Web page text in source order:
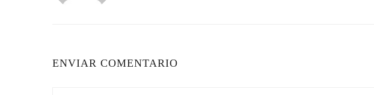
ENVIAR COMENTARIO